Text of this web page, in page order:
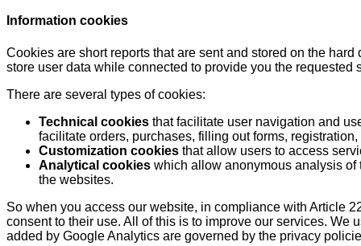
Information cookies
Cookies are short reports that are sent and stored on the
store user data while connected to provide you the
There are several types of cookies:
Technical cookies that facilitate user navigation and
facilitate orders, purchases, filling out forms,
Customization cookies that allow users to access
Analytical cookies which allow anonymous analysis
the websites.
So when you access our website, in compliance with Article
consent to their use. All of this is to improve our services.
added by Google Analytics are governed by the privacy